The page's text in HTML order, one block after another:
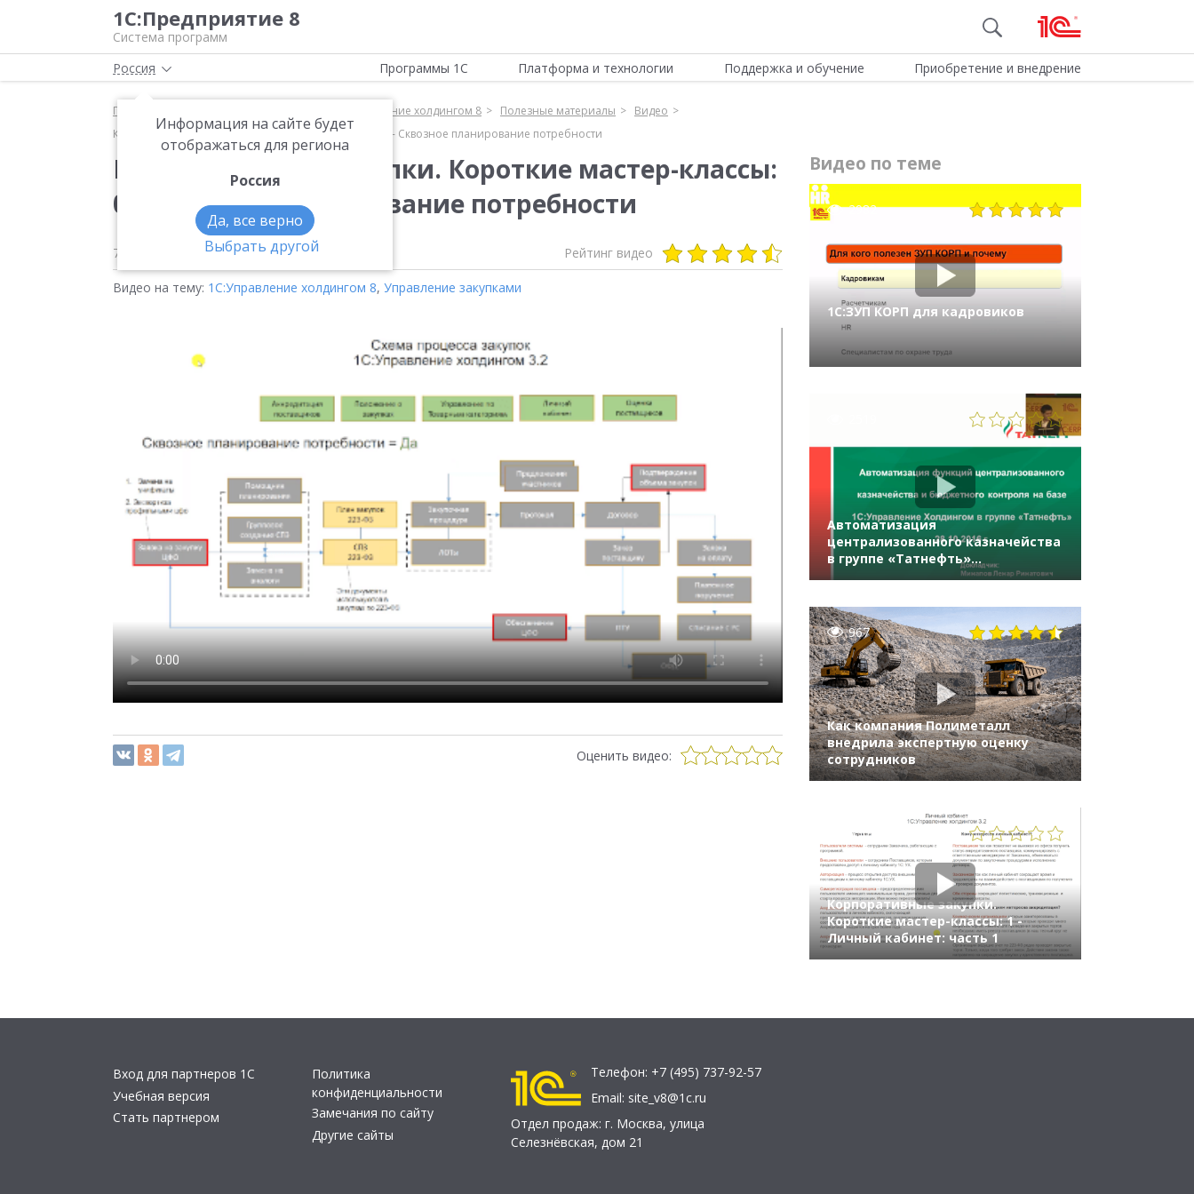
1С:Предприятие 8
Система программ
Россия
Информация на сайте будет
отображаться для региона
Россия
Да, все верно
Выбрать другой
Программы 1С Платформа и технологии Поддержка и обучение Приобретение и внедрение
Главная 1С:Управление холдингом 8 Полезные материалы
Видео
Корпоративные закупки. Короткие мастер-классы: 0 - Сквозное планирование потребности
Корпоративные закупки. Короткие мастер-классы:
0 - Сквозное планирование потребности
7 апреля 2023 993 Рейтинг видео
Видео на тему: 1С:Управление холдингом 8, Управление закупками
Оценить видео:
Видео по теме
2982
1С:ЗУП КОРП для кадровиков
Автоматизация
централизованного казначейства
в группе «Татнефть»
на «1С:Управление холдингом 8»
967
Как компания Полиметалл
внедрила экспертную оценку
сотрудников
650
Корпоративные закупки.
Короткие мастер-классы: 1 -
Личный кабинет: часть 1
Вход для партнеров 1С
Учебная версия
Стать партнером
Политика
конфиденциальности
Замечания по сайту
Другие сайты
Телефон: +7 (495) 737-92-57
Email: site_v8@1c.ru
Отдел продаж: г. Москва, улица
Селезнёвская, дом 21